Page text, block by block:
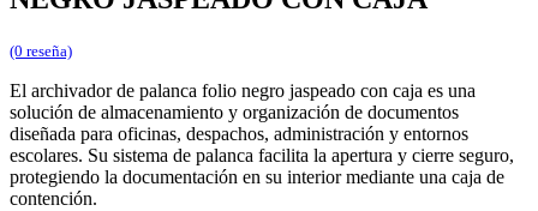
(0 reseña)
El archivador de palanca folio negro jaspeado con caja es una
solución de almacenamiento y organización de documentos
diseñada para oficinas, despachos, administración y entornos
escolares. Su sistema de palanca facilita la apertura y cierre seguro,
protegiendo la documentación en su interior mediante una caja de
contención.